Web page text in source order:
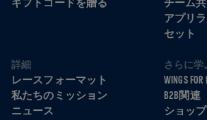
ギフトコードを贈る
チーム
アプリ
セット
詳細
レースフォーマット
私たちのミッション
ニュース
さらに学
WINGS FOR
B2B関連
ショップ